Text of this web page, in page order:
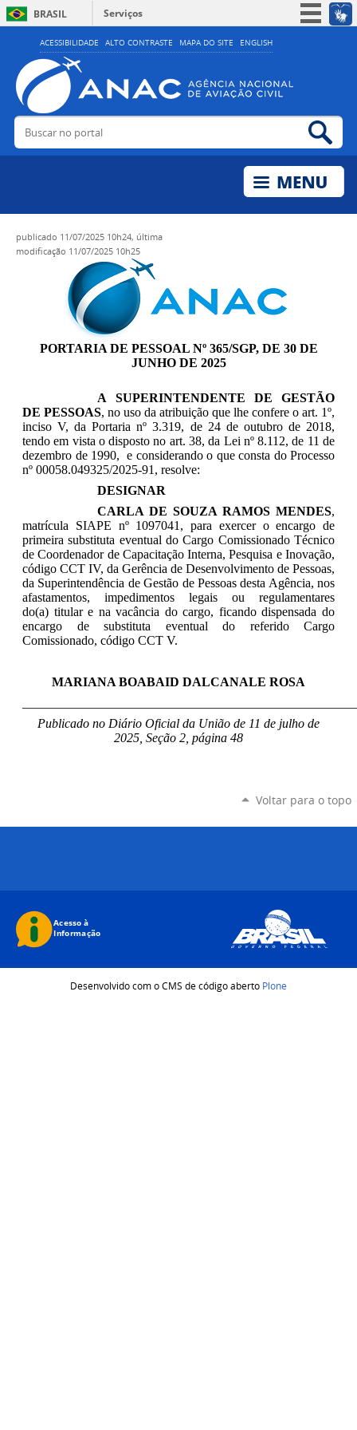
ACESSIBILIDADE ALTO CONTRASTE MAPA DO SITE ENGLISH
BRASIL
Serviços
Simplifique!
Acesso à informação
Legislação
Buscar no portal
publicado 11/07/2025 10h24, última
modificação 11/07/2025 10h25
PORTARIA DE PESSOAL Nº 365/SGP, DE 30 DE
JUNHO DE 2025
A SUPERINTENDENTE DE GESTÃO
DE PESSOAS, no uso da atribuição que lhe confere o art. 1º,
inciso V, da Portaria nº 3.319, de 24 de outubro de 2018,
tendo em vista o disposto no art. 38, da Lei nº 8.112, de 11 de
dezembro de 1990, e considerando o que consta do Processo
nº 00058.049325/2025-91, resolve:
DESIGNAR
CARLA DE SOUZA RAMOS MENDES,
matrícula SIAPE nº 1097041, para exercer o encargo de
primeira substituta eventual do Cargo Comissionado Técnico
de Coordenador de Capacitação Interna, Pesquisa e Inovação,
código CCT IV, da Gerência de Desenvolvimento de Pessoas,
da Superintendência de Gestão de Pessoas desta Agência, nos
afastamentos, impedimentos legais ou regulamentares
do(a) titular e na vacância do cargo, ficando dispensada do
encargo de substituta eventual do referido Cargo
Comissionado, código CCT V.
MARIANA BOABAID DALCANALE ROSA
Publicado no Diário Oficial da União de 11 de julho de
2025, Seção 2, página 48
Voltar para o topo
Desenvolvido com o CMS de código aberto Plone